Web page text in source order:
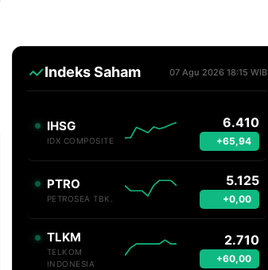
Indeks Saham 07 Agu 2026 18:15 WIB
IHSG
IDX COMPOSITE
6.410
+65,94
PTRO
PETROSEA TBK.
5.125
+0,00
TLKM
TELKOM
INDONESIA
2.710
+60,00